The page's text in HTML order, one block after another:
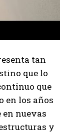
tan
que lo
que
en los años
nuevas
y